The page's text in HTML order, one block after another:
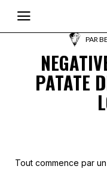
PAR
PATATE
Tout commence par